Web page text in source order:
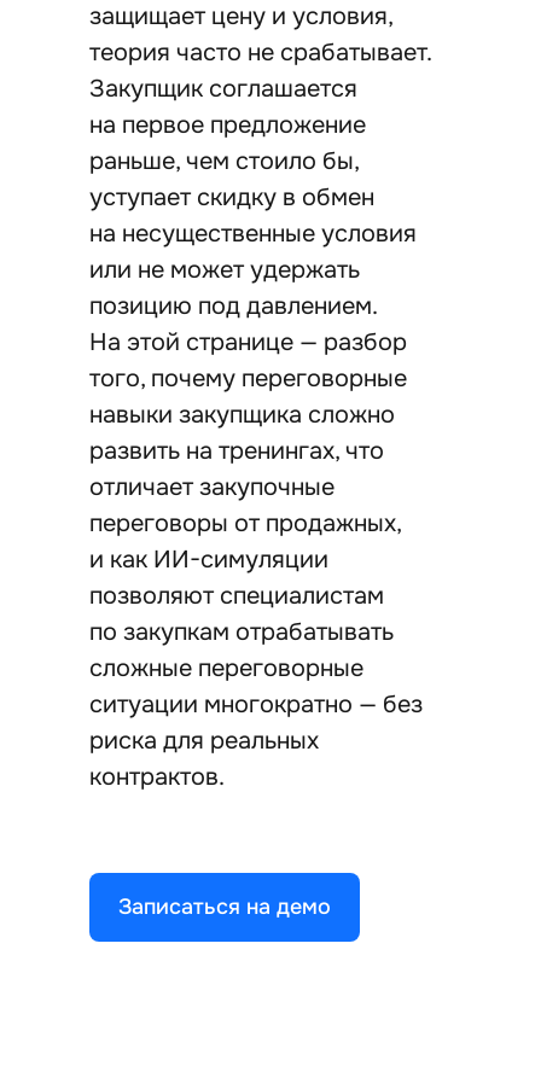
защищает цену и условия,
теория часто не срабатывает.
Закупщик соглашается
на первое предложение
раньше, чем стоило бы,
уступает скидку в обмен
на несущественные условия
или не может удержать
позицию под давлением.
На этой странице — разбор
того, почему переговорные
навыки закупщика сложно
развить на тренингах, что
отличает закупочные
переговоры от продажных,
и как ИИ-симуляции
позволяют специалистам
по закупкам отрабатывать
сложные переговорные
ситуации многократно — без
риска для реальных
контрактов.
Записаться на демо